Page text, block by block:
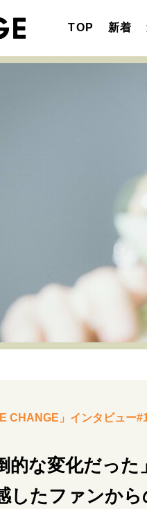
TOP 新着
セカンド
夢を掴む
リーダーの
40代からの
マネー 地域とつ
CHANGE」インタビュー
的な変化だっ
したファンか